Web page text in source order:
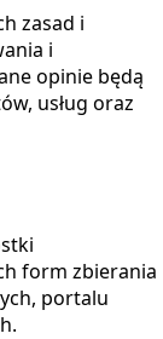
zasad i
i
opinie będą
usług oraz
form zbierania
portalu